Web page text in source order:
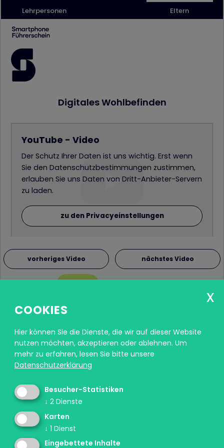
Lehrpersonen Eltern
Digitales Wohlbefinden
YouTube - Video
Der Schutz Ihrer Daten ist uns wichtig. Erst wenn
Sie den Datenschutzbestimmungen zustimmen,
erlauben Sie uns Daten von Dritt-Anbieter-Servern
zu laden.
zu den Privacyeinstellungen
vorheriges Video nächstes Video
Ein Projekt des Forum Prävention in
Zusammenarbeit mit der Landesdirektion
deutschsprachige Grund, Mittel- und Oberschulen
und dem Landesbeirat für Kommunikationswesen
und mit der Unterstützung des Südtiroler
Sanitätsbetriebs. Das Pilotprojekt wurde mit
COOKIES
Hier können Sie die Dienste, die wir auf dieser Website
nutzen möchten, akzeptieren oder ablehnen. Um
mehr zu erfahren, lesen Sie bitte unsere
Datenschutzerklärung
Besucher-Statistiken
↓ 2 Dienste
Karten
↓ 1 Dienst
Eingebettete Inhalte